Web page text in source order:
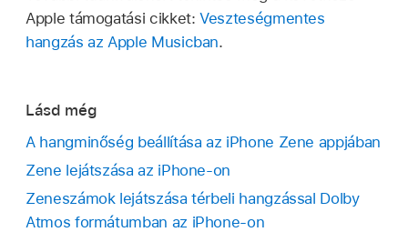
Apple támogatási cikket:Veszteségmentes
hangzás az Apple Musicban.
Lásd még
A hangminőség beállítása az iPhone Zene appjában
Zene lejátszása az iPhone-on
Zeneszámok lejátszása térbeli hangzással Dolby
Atmos formátumban az iPhone-on